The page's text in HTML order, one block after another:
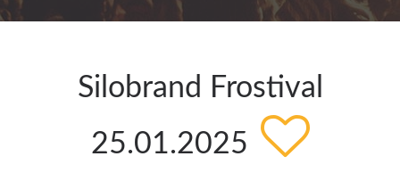
Silobrand Frostival
25.01.2025